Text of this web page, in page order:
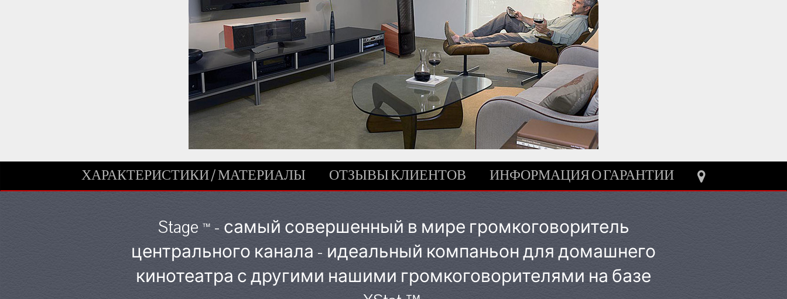
ХАРАКТЕРИСТИКИ / МАТЕРИАЛЫ ОТЗЫВЫ КЛИЕНТОВ ИНФОРМАЦИЯ О ГАРАНТИИ
Stage ™ - самый совершенный в мире громкоговоритель
центрального канала - идеальный компаньон для домашнего
кинотеатра с другими нашими громкоговорителями на базе